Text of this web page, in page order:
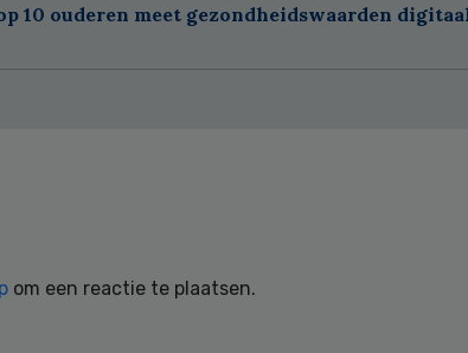
10 ouderen meet gezondheidswaarden
om een reactie te plaatsen.